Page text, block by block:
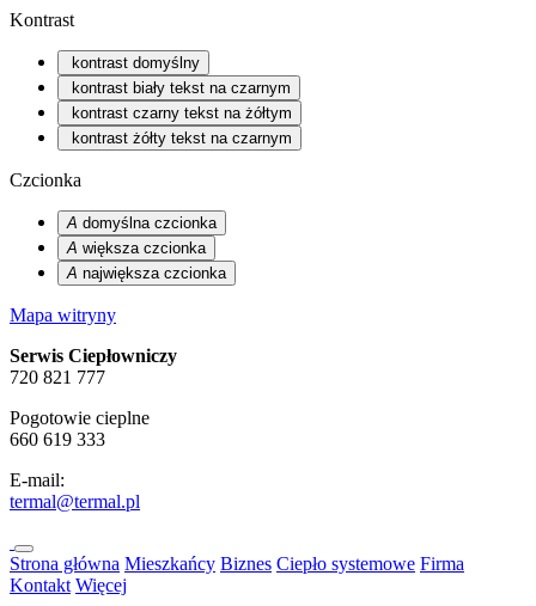
Kontrast
kontrast domyślny
kontrast biały tekst na czarnym
kontrast czarny tekst na żółtym
kontrast żółty tekst na czarnym
Czcionka
A domyślna czcionka
A większa czcionka
A największa czcionka
Mapa witryny
Serwis Ciepłowniczy
720 821 777
Pogotowie cieplne
660 619 333
E-mail:
termal@termal.pl
Strona główna Mieszkańcy Biznes Ciepło systemowe Firma
Kontakt Więcej